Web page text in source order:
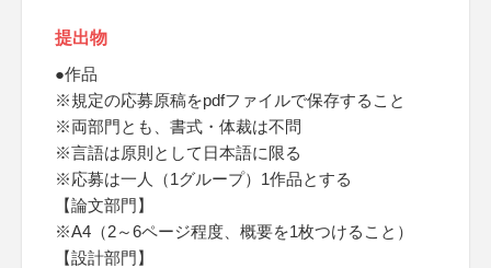
提出物
●作品
※規定の応募原稿をpdfファイルで保存すること
※両部門とも、書式・体裁は不問
※言語は原則として日本語に限る
※応募は一人（1グループ）1作品とする
【論文部門】
※A4（2～6ページ程度、概要を1枚つけること）
【設計部門】